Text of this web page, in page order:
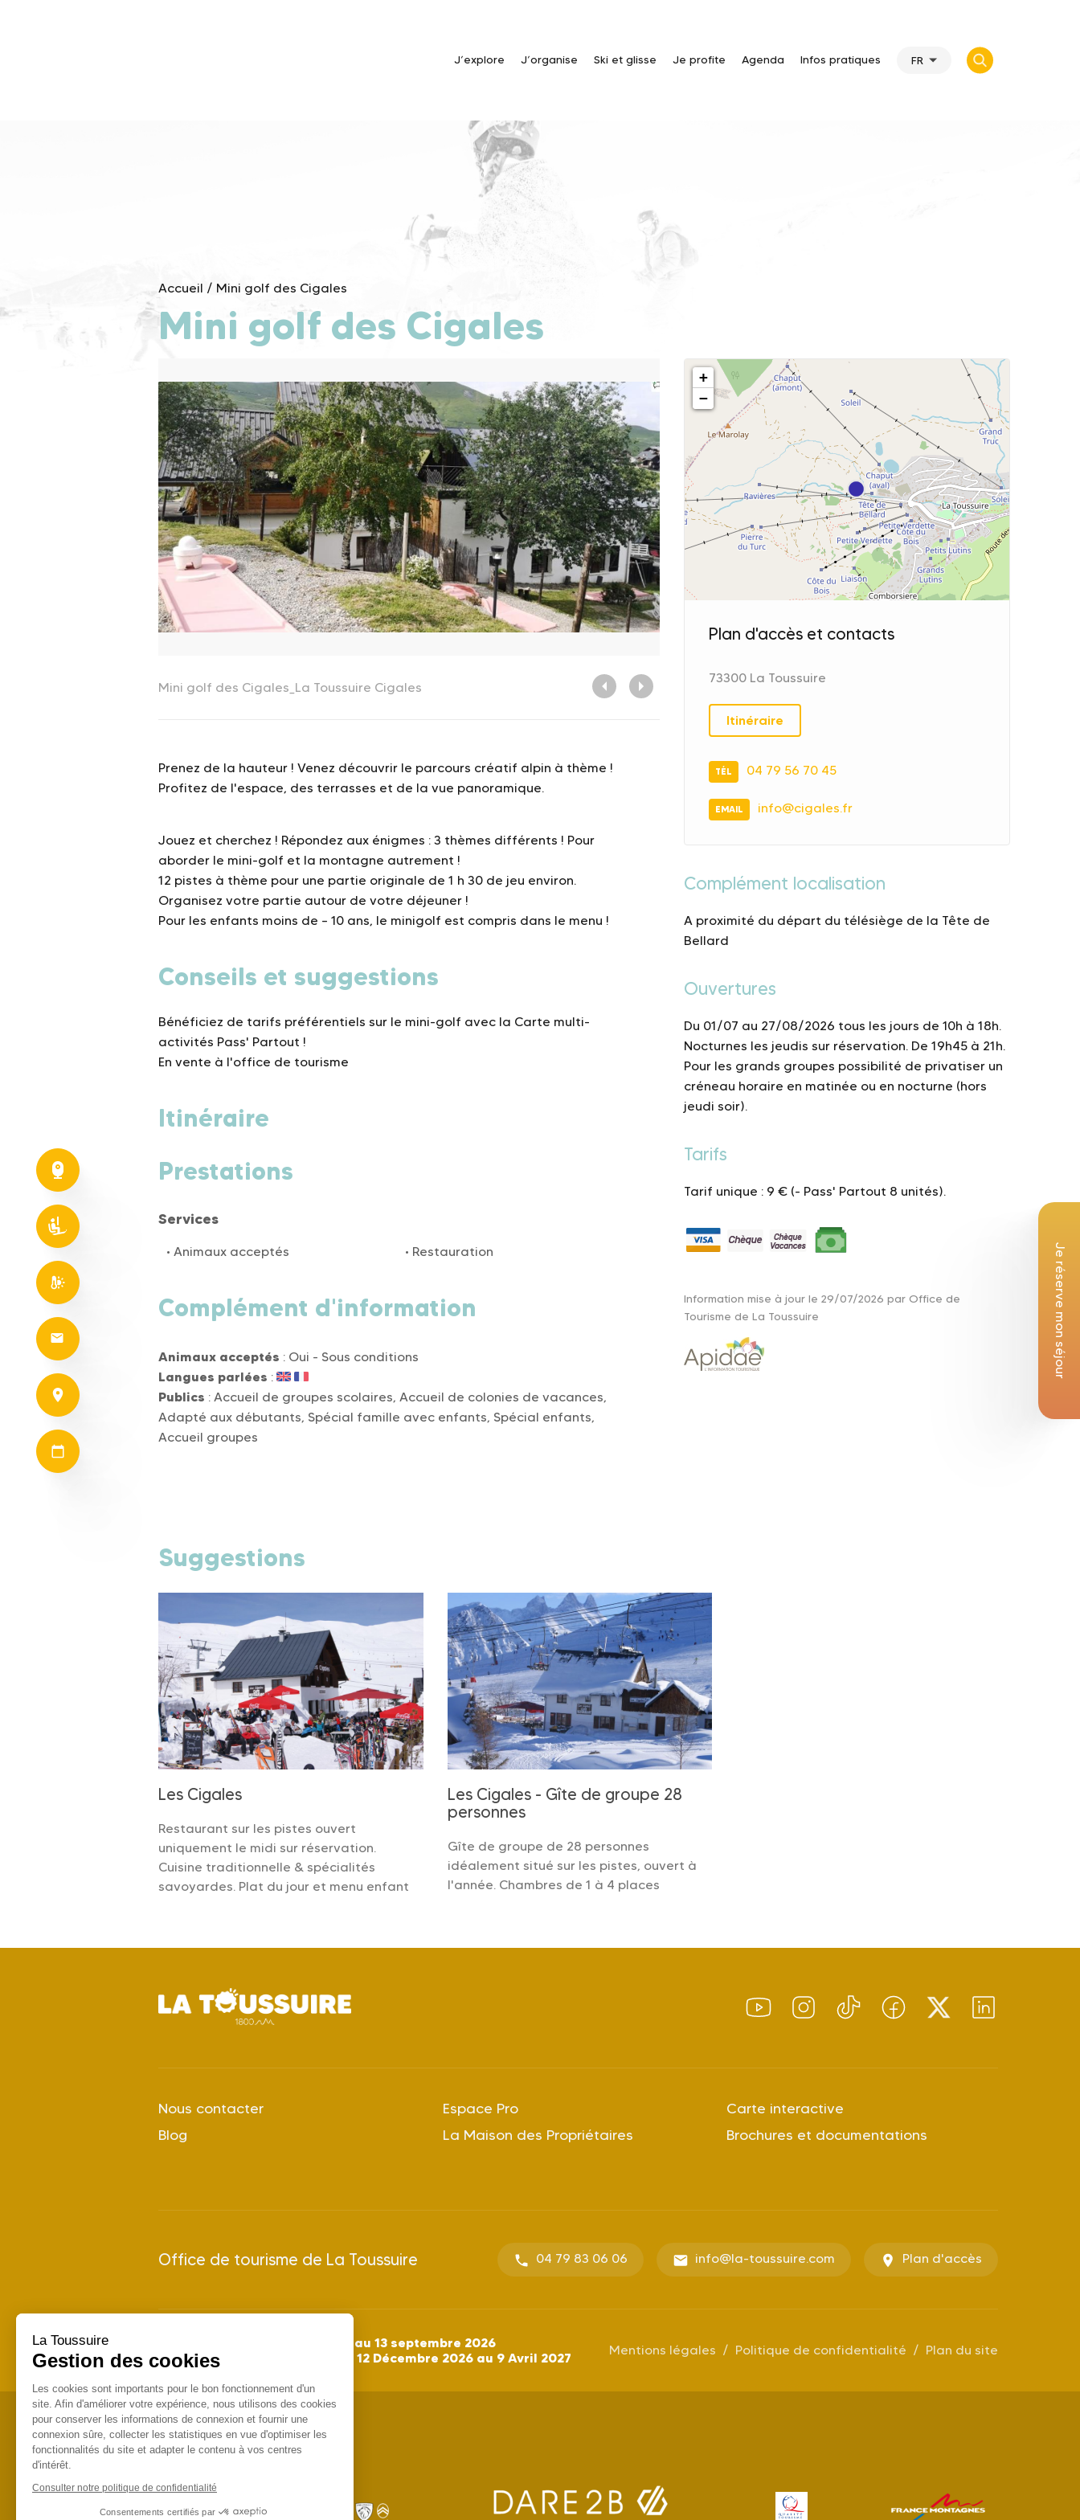
J’explore J’organise Ski et glisse Je profite Agenda Infos pratiques FR
Je réserve mon séjour
Accueil / Mini golf des Cigales
Mini golf des Cigales
Mini golf des Cigales_La Toussuire Cigales
Prenez de la hauteur ! Venez découvrir le parcours créatif alpin à thème !
Profitez de l'espace, des terrasses et de la vue panoramique.
Jouez et cherchez ! Répondez aux énigmes : 3 thèmes différents ! Pour
aborder le mini-golf et la montagne autrement !
12 pistes à thème pour une partie originale de 1 h 30 de jeu environ.
Organisez votre partie autour de votre déjeuner !
Pour les enfants moins de – 10 ans, le minigolf est compris dans le menu !
Conseils et suggestions
Bénéficiez de tarifs préférentiels sur le mini-golf avec la Carte multi-
activités Pass' Partout !
En vente à l'office de tourisme
Itinéraire
Prestations
Services
Animaux acceptés Restauration
Complément d'information
Animaux acceptés : Oui - Sous conditions
Langues parlées :
Publics : Accueil de groupes scolaires, Accueil de colonies de vacances,
Adapté aux débutants, Spécial famille avec enfants, Spécial enfants,
Accueil groupes
+
−
Plan d'accès et contacts
73300 La Toussuire
Itinéraire
TÉL 04 79 56 70 45
EMAIL info@cigales.fr
Complément localisation
A proximité du départ du télésiège de la Tête de
Bellard
Ouvertures
Du 01/07 au 27/08/2026 tous les jours de 10h à 18h.
Nocturnes les jeudis sur réservation. De 19h45 à 21h.
Pour les grands groupes possibilité de privatiser un
créneau horaire en matinée ou en nocturne (hors
jeudi soir).
Tarifs
Tarif unique : 9 € (- Pass' Partout 8 unités).
Information mise à jour le 29/07/2026 par Office de
Tourisme de La Toussuire
Suggestions
Les Cigales
Restaurant sur les pistes ouvert
uniquement le midi sur réservation.
Cuisine traditionnelle & spécialités
savoyardes. Plat du jour et menu enfant
Les Cigales - Gîte de groupe 28
personnes
Gîte de groupe de 28 personnes
idéalement situé sur les pistes, ouvert à
l'année. Chambres de 1 à 4 places
Nous contacter
Blog
Espace Pro
La Maison des Propriétaires
Carte interactive
Brochures et documentations
Office de tourisme de La Toussuire 04 79 83 06 06 info@la-toussuire.com Plan d'accès
28 juin au 13 septembre 2026
Saison Hiver 2026/2027 : du 12 Décembre 2026 au 9 Avril 2027 Mentions légales Politique de confidentialité Plan du site
La Toussuire
Gestion des cookies
Les cookies sont importants pour le bon fonctionnement d'un
site. Afin d'améliorer votre expérience, nous utilisons des cookies
pour conserver les informations de connexion et fournir une
connexion sûre, collecter les statistiques en vue d'optimiser les
fonctionnalités du site et adapter le contenu à vos centres
d'intérêt.
Consulter notre politique de confidentialité
Consentements certifiés par